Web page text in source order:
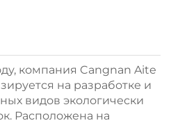
компания Cangnan Aite
на разработке и
видов экологически
Расположена на